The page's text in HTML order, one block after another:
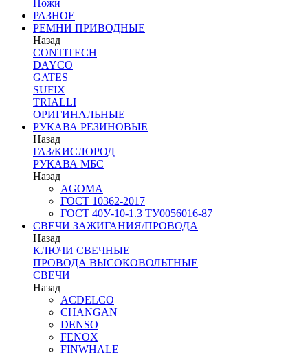
Ножи
РАЗНОЕ
РЕМНИ ПРИВОДНЫЕ
Назад
CONTITECH
DAYCO
GATES
SUFIX
TRIALLI
ОРИГИНАЛЬНЫЕ
РУКАВА РЕЗИНОВЫЕ
Назад
ГАЗ/КИСЛОРОД
РУКАВА МБС
Назад
AGOMA
ГОСТ 10362-2017
ГОСТ 40У-10-1.3 ТУ0056016-87
СВЕЧИ ЗАЖИГАНИЯ/ПРОВОДА
Назад
КЛЮЧИ СВЕЧНЫЕ
ПРОВОДА ВЫСОКОВОЛЬТНЫЕ
СВЕЧИ
Назад
ACDELCO
CHANGAN
DENSO
FENOX
FINWHALE